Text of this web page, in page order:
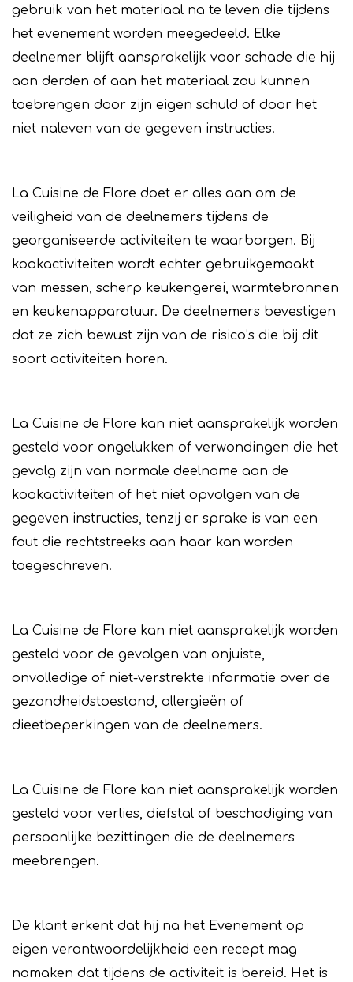
gebruik van het materiaal na te leven die tijdens
het evenement worden meegedeeld. Elke
deelnemer blijft aansprakelijk voor schade die hij
aan derden of aan het materiaal zou kunnen
toebrengen door zijn eigen schuld of door het
niet naleven van de gegeven instructies.
La Cuisine de Flore doet er alles aan om de
veiligheid van de deelnemers tijdens de
georganiseerde activiteiten te waarborgen. Bij
kookactiviteiten wordt echter gebruikgemaakt
van messen, scherp keukengerei, warmtebronnen
en keukenapparatuur. De deelnemers bevestigen
dat ze zich bewust zijn van de risico’s die bij dit
soort activiteiten horen.
La Cuisine de Flore kan niet aansprakelijk worden
gesteld voor ongelukken of verwondingen die het
gevolg zijn van normale deelname aan de
kookactiviteiten of het niet opvolgen van de
gegeven instructies, tenzij er sprake is van een
fout die rechtstreeks aan haar kan worden
toegeschreven.
La Cuisine de Flore kan niet aansprakelijk worden
gesteld voor de gevolgen van onjuiste,
onvolledige of niet-verstrekte informatie over de
gezondheidstoestand, allergieën of
dieetbeperkingen van de deelnemers.
La Cuisine de Flore kan niet aansprakelijk worden
gesteld voor verlies, diefstal of beschadiging van
persoonlijke bezittingen die de deelnemers
meebrengen.
De klant erkent dat hij na het Evenement op
eigen verantwoordelijkheid een recept mag
namaken dat tijdens de activiteit is bereid. Het is